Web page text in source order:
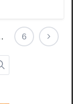
6